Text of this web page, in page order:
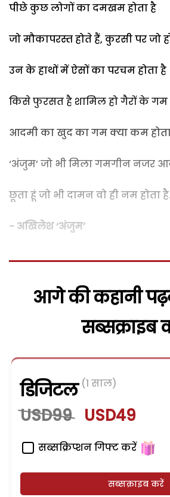
पीछे कुछ लोगों का दमखम होता है
जो मौकापरस्त होते हैं, कुरसी पर जो
उन के हाथों में ऐसों का परचम होता है
किसे फुरसत है शामिल हो गैरों के
आदमी का खुद का गम क्या कम
‘अंजुम’ जो भी मिला गमगीन नजर
छूता हूं जो भी दामन वो ही नम होता है.
- अखिलेश ‘अंजुम’
आगे की कहानी
सब्सक्राइब
डिजिटल (1 साल)
USD99 USD49
सब्सक्रिप्शन गिफ्ट करें
सब्सक्राइब करें